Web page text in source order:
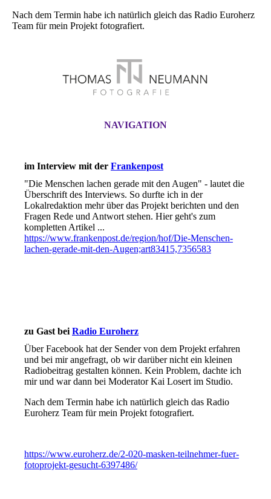
Nach dem Termin habe ich natürlich gleich das Radio Euroherz
Team für mein Projekt fotografiert.
NAVIGATION
im Interview mit der Frankenpost
"Die Menschen lachen gerade mit den Augen" - lautet die
Überschrift des Interviews. So durfte ich in der
Lokalredaktion mehr über das Projekt berichten und den
Fragen Rede und Antwort stehen. Hier geht's zum
kompletten Artikel ...
https://www.frankenpost.de/region/hof/Die-Menschen-
lachen-gerade-mit-den-Augen;art83415,7356583
zu Gast bei Radio Euroherz
Über Facebook hat der Sender von dem Projekt erfahren
und bei mir angefragt, ob wir darüber nicht ein kleinen
Radiobeitrag gestalten können. Kein Problem, dachte ich
mir und war dann bei Moderator Kai Losert im Studio.
Nach dem Termin habe ich natürlich gleich das Radio
Euroherz Team für mein Projekt fotografiert.
https://www.euroherz.de/2-020-masken-teilnehmer-fuer-
fotoprojekt-gesucht-6397486/